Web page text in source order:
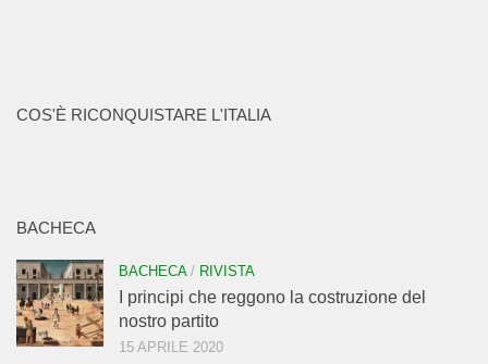
COS'È RICONQUISTARE L'ITALIA
BACHECA
BACHECA/ RIVISTA
I principi che reggono la costruzione del
nostro partito
15 APRILE 2020